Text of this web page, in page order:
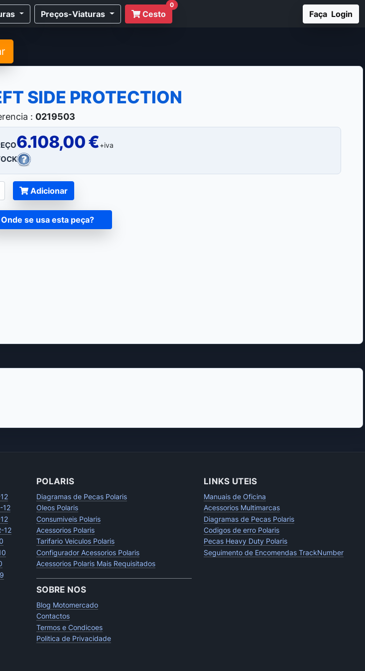
Preços-Viaturas Cesto
0
Faça Login
SIDE PROTECTION
: 0219503
6.108,00 €+iva
Adicionar
Onde se usa esta peça?
12
12
POLARIS
Diagramas de Pecas Polaris
Oleos Polaris
Consumiveis Polaris
Acessorios Polaris
Tarifario Veiculos Polaris
Configurador Acessorios Polaris
Acessorios Polaris Mais Requisitados
SOBRE NOS
Blog Motomercado
Contactos
Termos e Condicoes
Politica de Privacidade
LINKS UTEIS
Manuais de Oficina
Acessorios Multimarcas
Diagramas de Pecas Polaris
Codigos de erro Polaris
Pecas Heavy Duty Polaris
Seguimento de Encomendas TrackNumber